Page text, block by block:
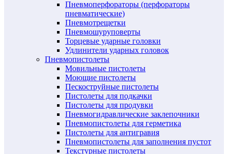
Пневмоперфораторы (перфораторы
пневматические)
Пневмотрещетки
Пневмошуруповерты
Торцевые ударные головки
Удлинители ударных головок
Пневмопистолеты
Мовильные пистолеты
Моющие пистолеты
Пескоструйные пистолеты
Пистолеты для подкачки
Пистолеты для продувки
Пневмогидравлические заклепочники
Пневмопистолеты для герметика
Пистолеты для антигравия
Пневмопистолеты для заполнения пустот
Текстурные пистолеты